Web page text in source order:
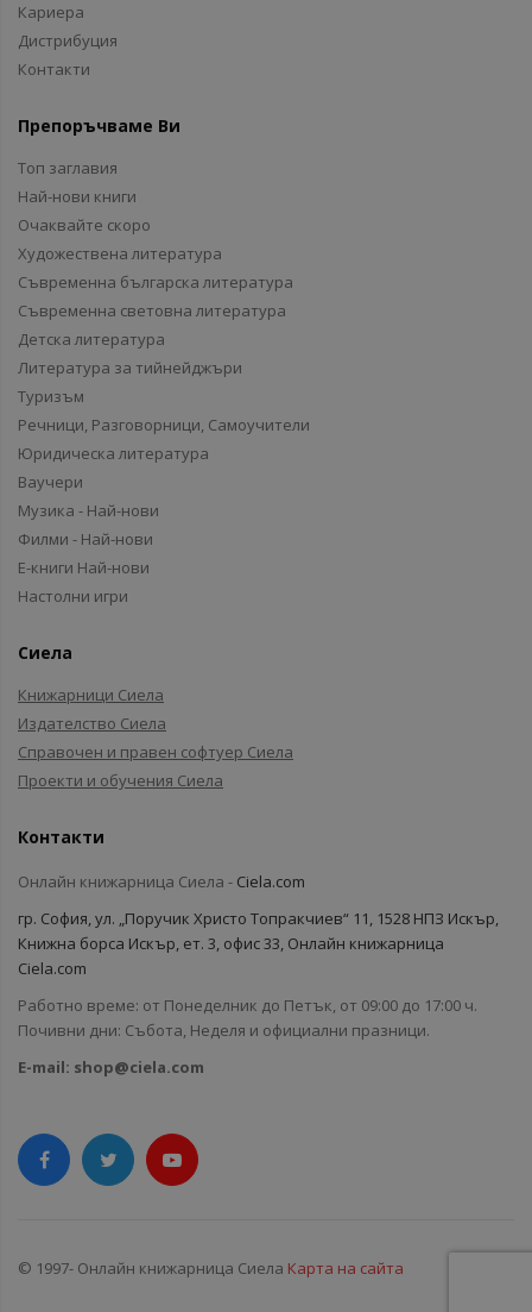
Кариера
Дистрибуция
Контакти
Препоръчваме Ви
Топ заглавия
Най-нови книги
Очаквайте скоро
Художествена литература
Съвременна българска литература
Съвременна световна литература
Детска литература
Литература за тийнейджъри
Туризъм
Речници, Разговорници, Самоучители
Юридическа литература
Ваучери
Музика - Най-нови
Филми - Най-нови
Е-книги Най-нови
Настолни игри
Сиела
Книжарници Сиела
Издателство Сиела
Справочен и правен софтуер Сиела
Проекти и обучения Сиела
Контакти
Онлайн книжарница Сиела - Ciela.com
гр. София, ул. „Поручик Христо Топракчиев“ 11, 1528 НПЗ Искър,
Книжна борса Искър, ет. 3, офис 33, Онлайн книжарница
Ciela.com
Работно време: от Понеделник до Петък, от 09:00 до 17:00 ч.
Почивни дни: Събота, Неделя и официални празници.
E-mail: shop@ciela.com
© 1997- Онлайн книжарница Сиела Карта на сайта